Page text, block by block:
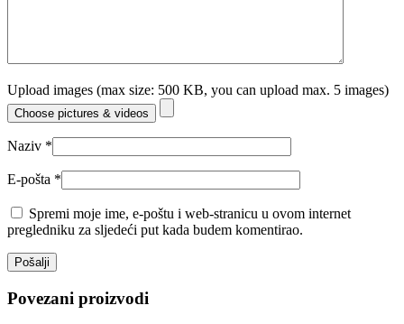
Upload images (max size: 500 KB, you can upload max. 5 images)
Choose pictures & videos
Naziv *
E-pošta *
Spremi moje ime, e-poštu i web-stranicu u ovom internet
pregledniku za sljedeći put kada budem komentirao.
Povezani proizvodi